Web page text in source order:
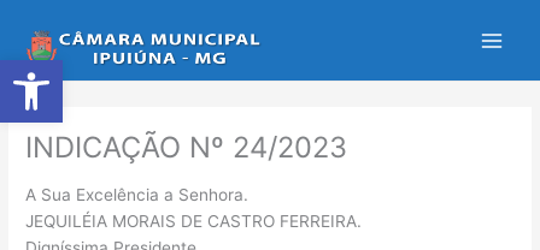
Abrir a barra de ferramentas
para
o
conteúdo
INDICAÇÃO Nº 24/2023
A Sua Excelência a Senhora.
JEQUILÉIA MORAIS DE CASTRO FERREIRA.